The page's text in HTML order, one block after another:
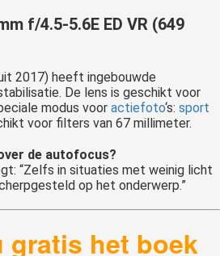
f/4.5-5.6E ED VR (649
2017) heeft ingebouwde
De lens is geschikt voor
modus voor actiefoto‘s: sport
voor filters van 67 millimeter.
de autofocus?
“Zelfs in situaties met weinig licht
op het onderwerp.”
gratis het boek